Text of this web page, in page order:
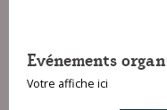
Evénements
Votre affiche ici